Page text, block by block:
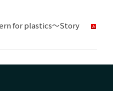
for plastics～Story